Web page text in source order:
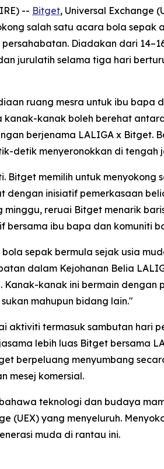
-- Bitget, Universal Exchange
salah satu acara bola
Diadakan dari
jurulatih selama tiga hari
ruang mesra untuk ibu bapa
kanak boleh berehat
berjenama LALIGA x
detik menyeronokkan di
Bitget memilih untuk
inisiatif pemerkasaan
reruai Bitget menarik
bersama ibu bapa dan komuniti
sepak bermula sejak usia
dalam Kejohanan Belia
kanak ini bermain
mahupun bidang lain."
aktiviti termasuk sambutan hari
lebih luas Bitget bersama
berpeluang menyumbang
mesej komersial.
teknologi dan budaya
(UEX) yang menyeluruh.
muda di rantau ini.